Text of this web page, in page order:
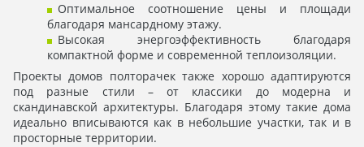
Оптимальное соотношение цены и площади
благодаря мансардному этажу.
Высокая энергоэффективность благодаря
компактной форме и современной теплоизоляции.
Проекты домов полторачек также хорошо адаптируются
под разные стили – от классики до модерна и
скандинавской архитектуры. Благодаря этому такие дома
идеально вписываются как в небольшие участки, так и в
просторные территории.